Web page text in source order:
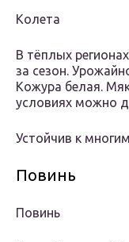
Колета
В тёплых
за сезон.
Кожура белая.
условиях можно
Устойчив к
Повинь
Повинь